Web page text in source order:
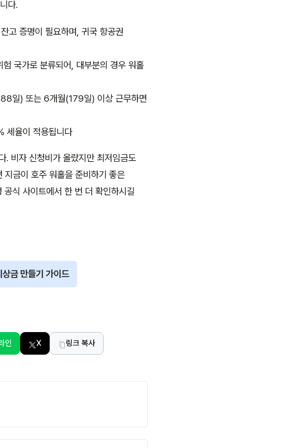
다.
증명이 필요하며, 귀국 항공권
국가로 분류되어, 대부분의 경우 워홀
일) 또는 6개월(179일) 이상 근무하면
율이 적용됩니다
. 비자 신청비가 올랐지만 최저임금도
금이 호주 워홀을 준비하기 좋은
식 사이트에서 한 번 더 확인하시길
금 만들기 가이드
인 X 링크 복사